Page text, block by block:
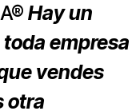
Hay un
empresa
vendes
otra